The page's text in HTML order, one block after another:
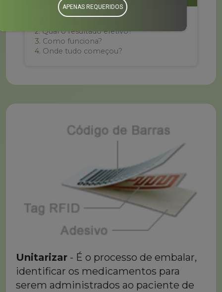
Qual o resultado efetivo?
Como funciona?
Onde tudo começou?
Unitarizar - É o processo de embalar,
identificar os medicamentos para
serem administrados ao paciente de